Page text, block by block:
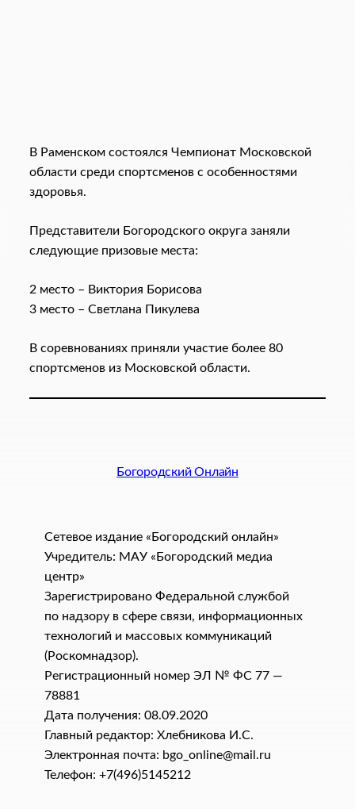
В Раменском состоялся Чемпионат Московской
области среди спортсменов с особенностями
здоровья.
Представители Богородского округа заняли
следующие призовые места:
2 место – Виктория Борисова
3 место – Светлана Пикулева
В соревнованиях приняли участие более 80
спортсменов из Московской области.
Богородский Онлайн
Сетевое издание «Богородский онлайн»
Учредитель: МАУ «Богородский медиа
центр»
Зарегистрировано Федеральной службой
по надзору в сфере связи, информационных
технологий и массовых коммуникаций
(Роскомнадзор).
Регистрационный номер ЭЛ № ФС 77 —
78881
Дата получения: 08.09.2020
Главный редактор: Хлебникова И.C.
Электронная почта: bgo_online@mail.ru
Телефон: +7(496)5145212